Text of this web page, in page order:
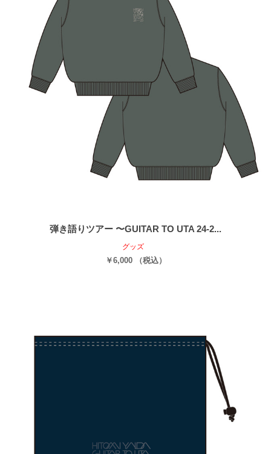
弾き語りツアー 〜GUITAR TO UTA 24-2...
グッズ
￥6,000 （税込）